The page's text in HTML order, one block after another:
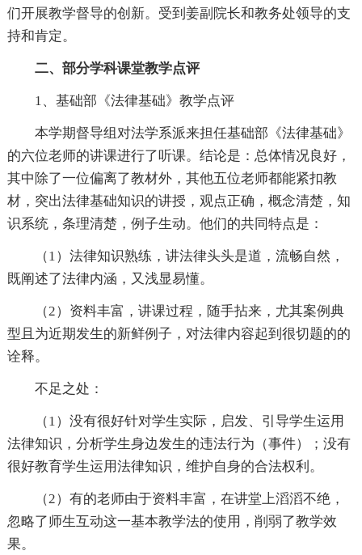
们开展教学督导的创新。受到姜副院长和教务处领导的支
持和肯定。
二、部分学科课堂教学点评
1、基础部《法律基础》教学点评
本学期督导组对法学系派来担任基础部《法律基础》
的六位老师的讲课进行了听课。结论是：总体情况良好，
其中除了一位偏离了教材外，其他五位老师都能紧扣教
材，突出法律基础知识的讲授，观点正确，概念清楚，知
识系统，条理清楚，例子生动。他们的共同特点是：
（1）法律知识熟练，讲法律头头是道，流畅自然，
既阐述了法律内涵，又浅显易懂。
（2）资料丰富，讲课过程，随手拈来，尤其案例典
型且为近期发生的新鲜例子，对法律内容起到很切题的的
诠释。
不足之处：
（1）没有很好针对学生实际，启发、引导学生运用
法律知识，分析学生身边发生的违法行为（事件）；没有
很好教育学生运用法律知识，维护自身的合法权利。
（2）有的老师由于资料丰富，在讲堂上滔滔不绝，
忽略了师生互动这一基本教学法的使用，削弱了教学效
果。